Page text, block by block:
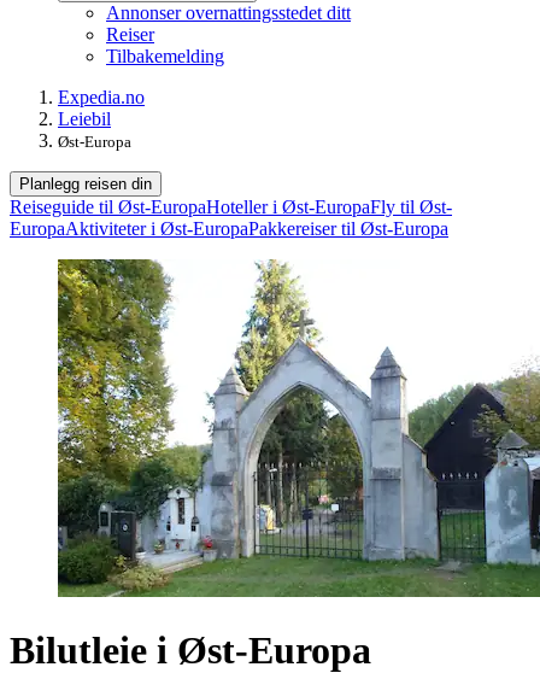
Annonser overnattingsstedet ditt
Reiser
Tilbakemelding
Expedia.no
Leiebil
Øst-Europa
Planlegg reisen din
Reiseguide til Øst-EuropaHoteller i Øst-EuropaFly til Øst-
EuropaAktiviteter i Øst-EuropaPakkereiser til Øst-Europa
Bilutleie i Øst-Europa